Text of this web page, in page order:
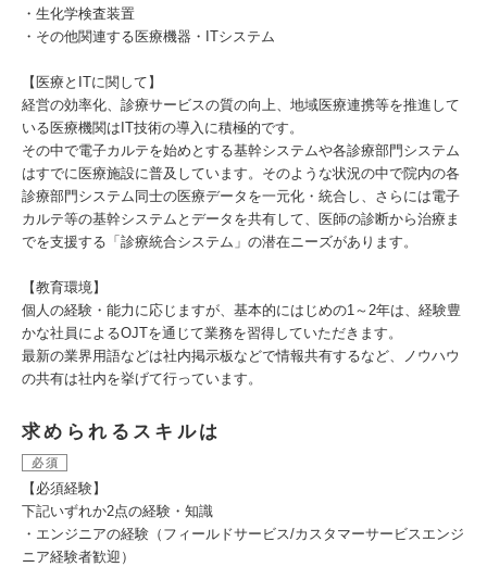
・生化学検査装置
・その他関連する医療機器・ITシステム
【医療とITに関して】
経営の効率化、診療サービスの質の向上、地域医療連携等を推進して
いる医療機関はIT技術の導入に積極的です。
その中で電子カルテを始めとする基幹システムや各診療部門システム
はすでに医療施設に普及しています。そのような状況の中で院内の各
診療部門システム同士の医療データを一元化・統合し、さらには電子
カルテ等の基幹システムとデータを共有して、医師の診断から治療ま
でを支援する「診療統合システム」の潜在ニーズがあります。
【教育環境】
個人の経験・能力に応じますが、基本的にはじめの1～2年は、経験豊
かな社員によるOJTを通じて業務を習得していただきます。
最新の業界用語などは社内掲示板などで情報共有するなど、ノウハウ
の共有は社内を挙げて行っています。
求められるスキルは
必須
【必須経験】
下記いずれか2点の経験・知識
・エンジニアの経験（フィールドサービス/カスタマーサービスエンジ
ニア経験者歓迎）